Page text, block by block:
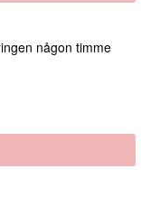
någon timme